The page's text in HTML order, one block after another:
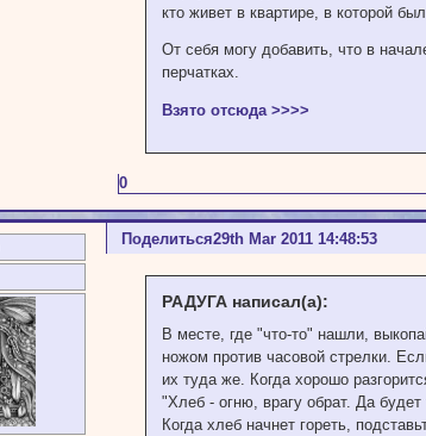
кто живет в квартире, в которой
От себя могу добавить, что в
перчатках.
Взято отсюда >>>>
0
Поделиться29th Mar 2011 14:48:53
РАДУГА написал(а):
В месте, где "что-то" нашли,
ножом против часовой стрелки.
их туда же. Когда хорошо
"Хлеб - огню, врагу обрат. Да будет
Когда хлеб начнет гореть,